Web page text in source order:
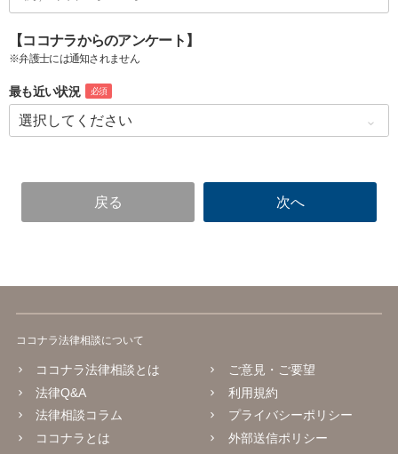
【ココナラからのアンケート】
※弁護士には通知されません
最も近い状況 必須
ココナラ法律相談について
ココナラ法律相談とは
法律Q&A
法律相談コラム
ココナラとは
ご意見・ご要望
利用規約
プライバシーポリシー
外部送信ポリシー